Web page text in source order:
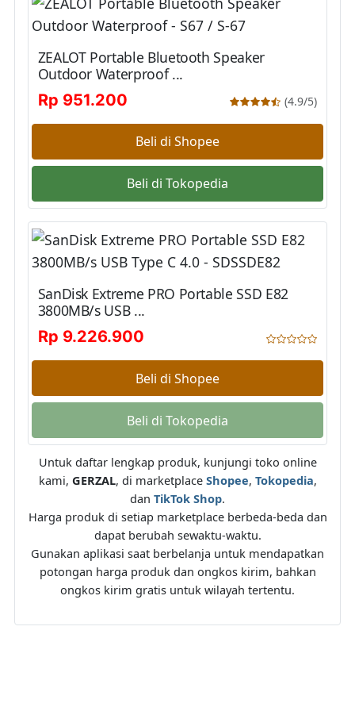
ZEALOT Portable Bluetooth Speaker
Outdoor Waterproof ...
Rp 951.200
(4.9/5)
Beli di Shopee
Beli di Tokopedia
SanDisk Extreme PRO Portable SSD E82
3800MB/s USB ...
Rp 9.226.900
Beli di Shopee
Beli di Tokopedia
Untuk daftar lengkap produk, kunjungi toko online
kami, GERZAL, di marketplace Shopee, Tokopedia,
dan TikTok Shop.
Harga produk di setiap marketplace berbeda-beda dan
dapat berubah sewaktu-waktu.
Gunakan aplikasi saat berbelanja untuk mendapatkan
potongan harga produk dan ongkos kirim, bahkan
ongkos kirim gratis untuk wilayah tertentu.